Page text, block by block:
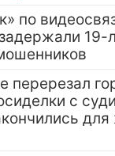
по
перерезал
с